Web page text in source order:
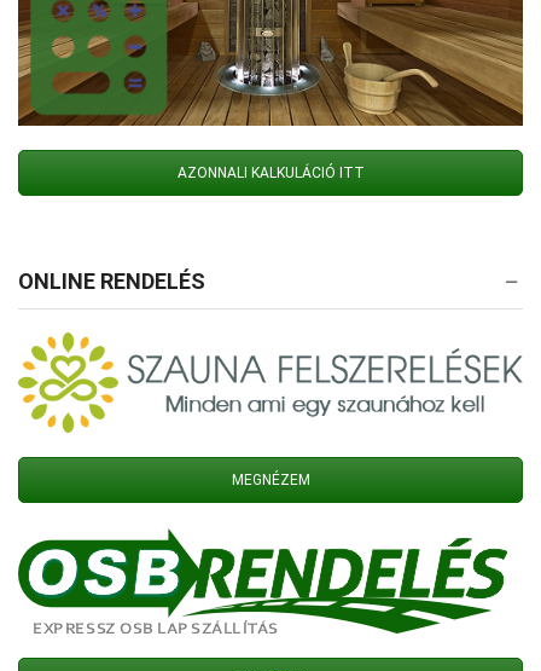
AZONNALI KALKULÁCIÓ ITT
ONLINE RENDELÉS
MEGNÉZEM